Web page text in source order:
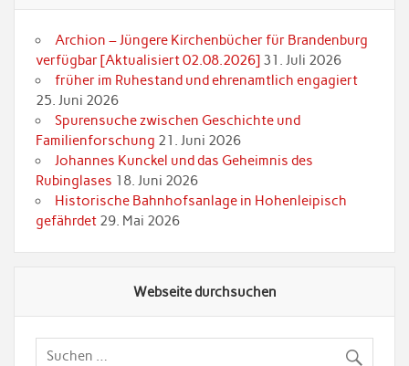
Archion – Jüngere Kirchenbücher für Brandenburg
verfügbar [Aktualisiert 02.08.2026] 31. Juli 2026
früher im Ruhestand und ehrenamtlich engagiert
25. Juni 2026
Spurensuche zwischen Geschichte und
Familienforschung 21. Juni 2026
Johannes Kunckel und das Geheimnis des
Rubinglases 18. Juni 2026
Historische Bahnhofsanlage in Hohenleipisch
gefährdet 29. Mai 2026
Webseite durchsuchen